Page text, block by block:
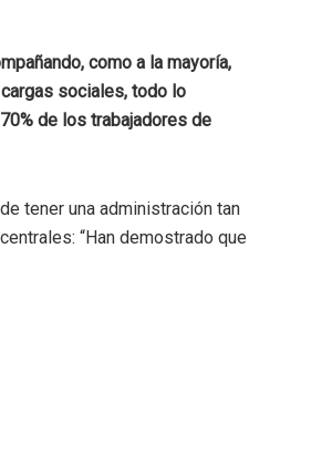
como a la mayoría,
sociales, todo lo
de los trabajadores de
tener una administración tan
“Han demostrado que